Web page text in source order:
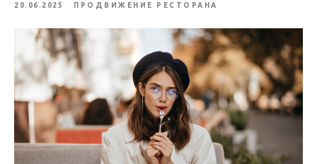
20.06.2025 ПРОДВИЖЕНИЕ РЕСТОРАНА